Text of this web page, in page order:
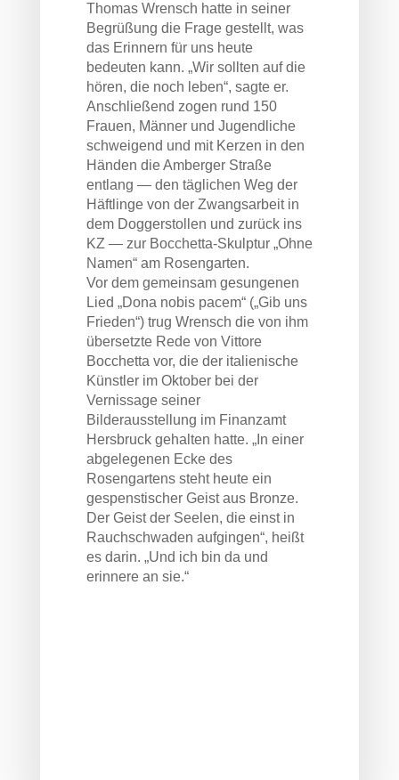
Thomas Wrensch hatte in seiner
Begrüßung die Frage gestellt, was
das Erinnern für uns heute
bedeuten kann. „Wir sollten auf die
hören, die noch leben“, sagte er.
Anschließend zogen rund 150
Frauen, Männer und Jugendliche
schweigend und mit Kerzen in den
Händen die Amberger Straße
entlang — den täglichen Weg der
Häftlinge von der Zwangsarbeit in
dem Doggerstollen und zurück ins
KZ — zur Bocchetta-Skulptur „Ohne
Namen“ am Rosengarten.
Vor dem gemeinsam gesungenen
Lied „Dona nobis pacem“ („Gib uns
Frieden“) trug Wrensch die von ihm
übersetzte Rede von Vittore
Bocchetta vor, die der italienische
Künstler im Oktober bei der
Vernissage seiner
Bilderausstellung im Finanzamt
Hersbruck gehalten hatte. „In einer
abgelegenen Ecke des
Rosengartens steht heute ein
gespenstischer Geist aus Bronze.
Der Geist der Seelen, die einst in
Rauchschwaden aufgingen“, heißt
es darin. „Und ich bin da und
erinnere an sie.“